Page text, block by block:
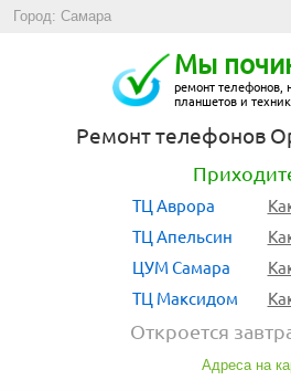
Город: Самара
Мы
ремонт телефонов,
планшетов и
Ремонт телефонов
ТЦ Аврора
ТЦ Апельсин
ЦУМ Самара
ТЦ Максидом
Откроется
Адреса на